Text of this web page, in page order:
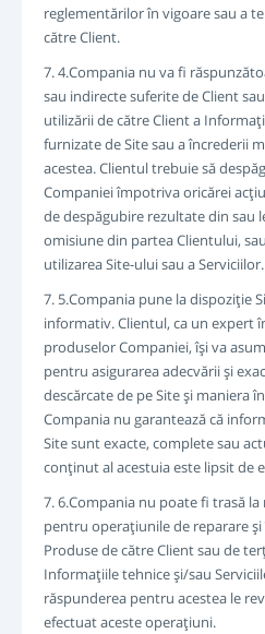
reglementărilor în vigoare sau a
către Client.
7. 4.Compania nu va fi
sau indirecte suferite de Client
utilizării de către Client a
furnizate de Site sau a încrederii
acestea. Clientul trebuie să
Companiei împotriva oricărei
de despăgubire rezultate din sau
omisiune din partea Clientului,
utilizarea Site-ului sau a Serviciilor.
7. 5.Compania pune la dispoziţie
informativ. Clientul, ca un expert
produselor Companiei, îşi va
pentru asigurarea adecvării şi
descărcate de pe Site şi maniera
Compania nu garantează că
Site sunt exacte, complete sau
conţinut al acestuia este lipsit de
7. 6.Compania nu poate fi trasă
pentru operaţiunile de reparare
Produse de către Client sau de
Informaţiile tehnice şi/sau
răspunderea pentru acestea le
efectuat aceste operaţiuni.